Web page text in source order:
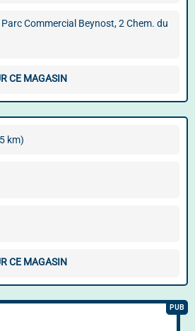
Commercial Beynost, 2 Chem. du
CE MAGASIN
km)
CE MAGASIN